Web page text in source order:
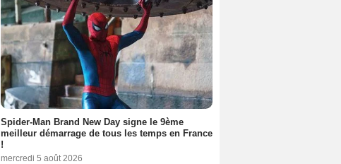
Spider-Man Brand New Day signe le 9ème
meilleur démarrage de tous les temps en France
!
mercredi 5 août 2026